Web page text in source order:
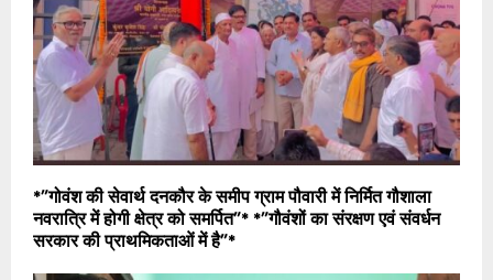
*”गोवंश की सेवार्थ दनकौर के समीप ग्राम पौवारी में निर्मित गौशाला
नवरात्रि में होगी क्षेत्र को समर्पित”* *”गौवंशों का संरक्षण एवं संवर्धन
सरकार की प्राथमिकताओं में है”*